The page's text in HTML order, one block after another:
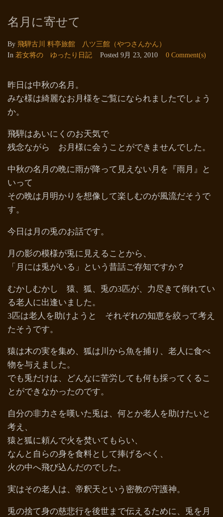
名月に寄せて
By 飛騨古川 料亭旅館 八ツ三館（やつさんかん）
In 若女将の ゆったり日記 Posted 9月 23, 2010 0 Comment(s)
昨日は中秋の名月。
みな様は綺麗なお月様をご覧になられましたでしょう
か。
飛騨はあいにくのお天気で
残念ながら お月様に会うことができませんでした。
中秋の名月の晩に雨が降って見えない月を『雨月』と
いって
その晩は月明かりを想像して楽しむのが風流だそうで
す。
今日は月の兎のお話です。
月の影の模様が兎に見えることから、
「月には兎がいる」という昔話ご存知ですか？
むかしむかし 猿、狐、兎の3匹が、力尽きて倒れてい
る老人に出逢いました。
3匹は老人を助けようと それぞれの知恵を絞って考え
たそうです。
猿は木の実を集め、狐は川から魚を捕り、老人に食べ
物を与えました。
でも兎だけは、どんなに苦労しても何も採ってくるこ
とができなかったのです。
自分の非力さを嘆いた兎は、何とか老人を助けたいと
考え、
猿と狐に頼んで火を焚いてもらい、
なんと自らの身を食料として捧げるべく、
火の中へ飛び込んだのでした。
実はその老人は、帝釈天という密教の守護神。
兎の捨て身の慈悲行を後世まで伝えるために、兎を月